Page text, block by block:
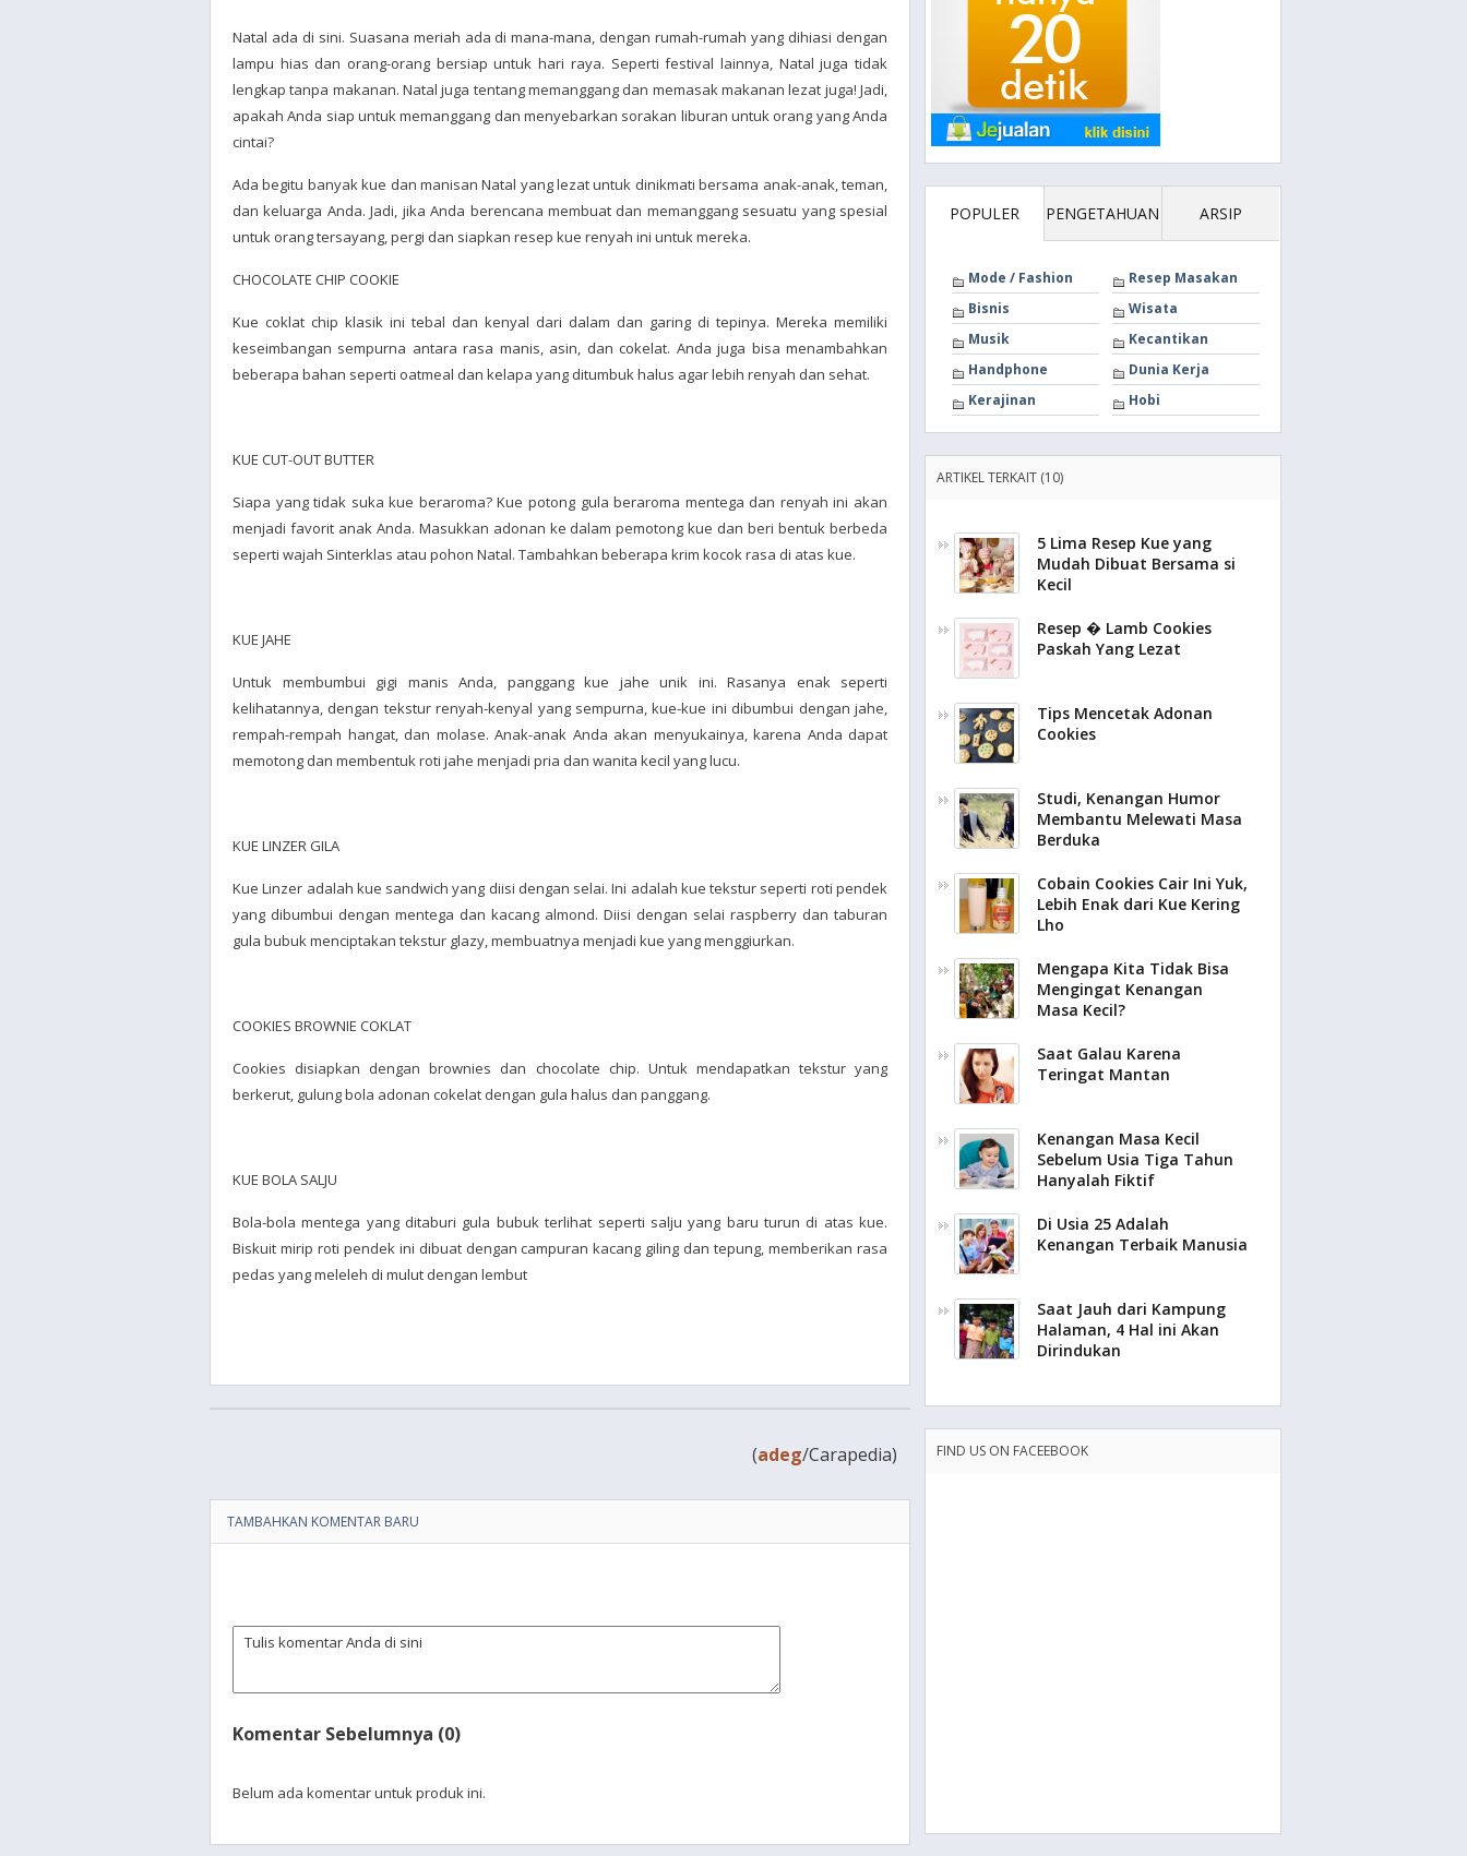
Natal ada di sini. Suasana meriah ada di mana-mana, dengan rumah-rumah yang dihiasi dengan
lampu hias dan orang-orang bersiap untuk hari raya. Seperti festival lainnya, Natal juga tidak
lengkap tanpa makanan. Natal juga tentang memanggang dan memasak makanan lezat juga! Jadi,
apakah Anda siap untuk memanggang dan menyebarkan sorakan liburan untuk orang yang Anda
cintai?
Ada begitu banyak kue dan manisan Natal yang lezat untuk dinikmati bersama anak-anak, teman,
dan keluarga Anda. Jadi, jika Anda berencana membuat dan memanggang sesuatu yang spesial
untuk orang tersayang, pergi dan siapkan resep kue renyah ini untuk mereka.
CHOCOLATE CHIP COOKIE
Kue coklat chip klasik ini tebal dan kenyal dari dalam dan garing di tepinya. Mereka memiliki
keseimbangan sempurna antara rasa manis, asin, dan cokelat. Anda juga bisa menambahkan
beberapa bahan seperti oatmeal dan kelapa yang ditumbuk halus agar lebih renyah dan sehat.
KUE CUT-OUT BUTTER
Siapa yang tidak suka kue beraroma? Kue potong gula beraroma mentega dan renyah ini akan
menjadi favorit anak Anda. Masukkan adonan ke dalam pemotong kue dan beri bentuk berbeda
seperti wajah Sinterklas atau pohon Natal. Tambahkan beberapa krim kocok rasa di atas kue.
KUE JAHE
Untuk membumbui gigi manis Anda, panggang kue jahe unik ini. Rasanya enak seperti
kelihatannya, dengan tekstur renyah-kenyal yang sempurna, kue-kue ini dibumbui dengan jahe,
rempah-rempah hangat, dan molase. Anak-anak Anda akan menyukainya, karena Anda dapat
memotong dan membentuk roti jahe menjadi pria dan wanita kecil yang lucu.
KUE LINZER GILA
Kue Linzer adalah kue sandwich yang diisi dengan selai. Ini adalah kue tekstur seperti roti pendek
yang dibumbui dengan mentega dan kacang almond. Diisi dengan selai raspberry dan taburan
gula bubuk menciptakan tekstur glazy, membuatnya menjadi kue yang menggiurkan.
COOKIES BROWNIE COKLAT
Cookies disiapkan dengan brownies dan chocolate chip. Untuk mendapatkan tekstur yang
berkerut, gulung bola adonan cokelat dengan gula halus dan panggang.
KUE BOLA SALJU
Bola-bola mentega yang ditaburi gula bubuk terlihat seperti salju yang baru turun di atas kue.
Biskuit mirip roti pendek ini dibuat dengan campuran kacang giling dan tepung, memberikan rasa
pedas yang meleleh di mulut dengan lembut
(adeg/Carapedia)
TAMBAHKAN KOMENTAR BARU
Komentar Sebelumnya (0)
Belum ada komentar untuk produk ini.
POPULER PENGETAHUAN ARSIP
Mode / Fashion
Resep Masakan
Bisnis
Wisata
Musik
Kecantikan
Handphone
Dunia Kerja
Kerajinan
Hobi
ARTIKEL TERKAIT (10)
5 Lima Resep Kue yang
Mudah Dibuat Bersama si
Kecil
Resep � Lamb Cookies
Paskah Yang Lezat
Tips Mencetak Adonan
Cookies
Studi, Kenangan Humor
Membantu Melewati Masa
Berduka
Cobain Cookies Cair Ini Yuk,
Lebih Enak dari Kue Kering
Lho
Mengapa Kita Tidak Bisa
Mengingat Kenangan
Masa Kecil?
Saat Galau Karena
Teringat Mantan
Kenangan Masa Kecil
Sebelum Usia Tiga Tahun
Hanyalah Fiktif
Di Usia 25 Adalah
Kenangan Terbaik Manusia
Saat Jauh dari Kampung
Halaman, 4 Hal ini Akan
Dirindukan
FIND US ON FACEEBOOK